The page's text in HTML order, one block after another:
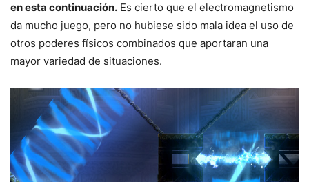
en esta continuación. Es cierto que el electromagnetismo
da mucho juego, pero no hubiese sido mala idea el uso de
otros poderes físicos combinados que aportaran una
mayor variedad de situaciones.